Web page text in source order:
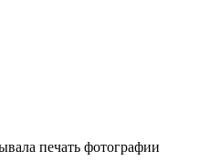
печать фотографии